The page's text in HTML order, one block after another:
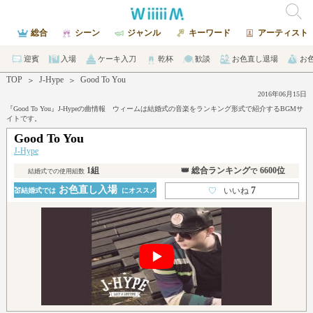
総合 シーン ジャンル キーワード アーティスト
迎賓 入場 ケーキ入刀 乾杯 歓談 お色直し退場 お
TOP ＞ J-Hype ＞ Good To You
2016年06月15日
『Good To You』J-Hypeの曲情報 ウィームは結婚式の音楽をランキング形式で紹介するBGMサ
イトです。
Good To You
J-Hype
結婚式での使用組数1組 👑 総合ランキングで 6600位
💒結婚式ではお色直し入場 にオススメ ♡ いいね7